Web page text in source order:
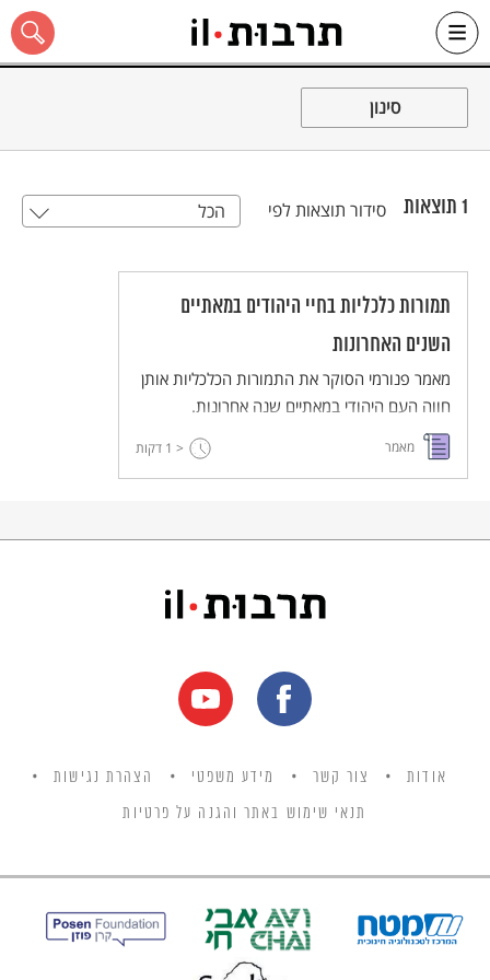
Skip
כל האתר
סינון
1 תוצאות סידור תוצאות לפי הכל
תמורות כלכליות בחיי היהודים במאתיים
השנים האחרונות
מאמר פנורמי הסוקר את התמורות הכלכליות אותן
חווה העם היהודי במאתיים שנה אחרונות.
מאמר < 1 דקות
אודות צור קשר מידע משפטי הצהרת נגישות
תנאי שימוש באתר והגנה על פרטיות